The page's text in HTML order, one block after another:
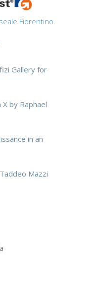
Fiorentino.
Gallery for
by Raphael
in an
Mazzi